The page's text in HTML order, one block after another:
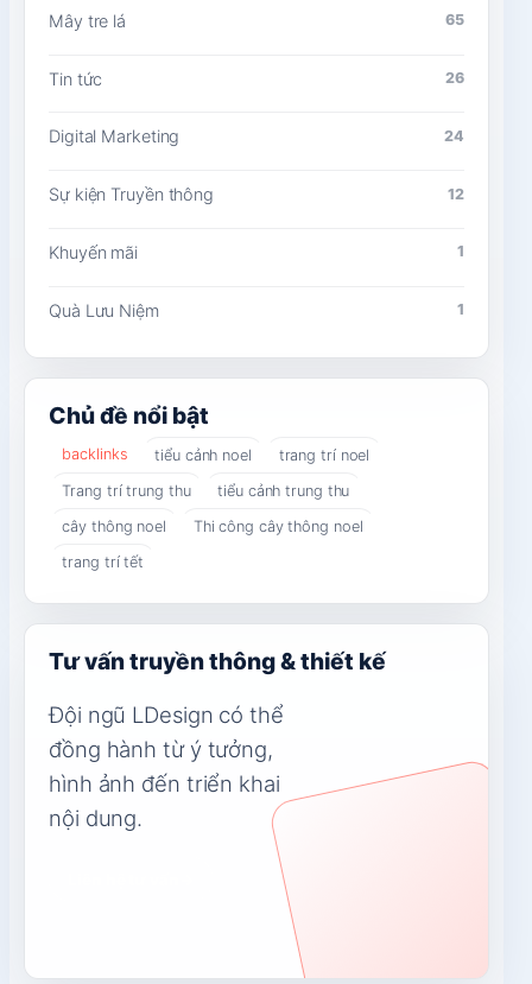
Mây tre lá 65
Tin tức 26
Digital Marketing 24
Sự kiện Truyền thông 12
Khuyến mãi 1
Quà Lưu Niệm 1
Chủ đề nổi bật
backlinks tiểu cảnh noel
trang trí noel
Trang trí trung thu
tiểu cảnh trung thu
cây thông noel
Thi công cây thông noel
trang trí tết
Tư vấn truyền thông & thiết kế
Đội ngũ LDesign có thể
đồng hành từ ý tưởng,
hình ảnh đến triển khai
nội dung.